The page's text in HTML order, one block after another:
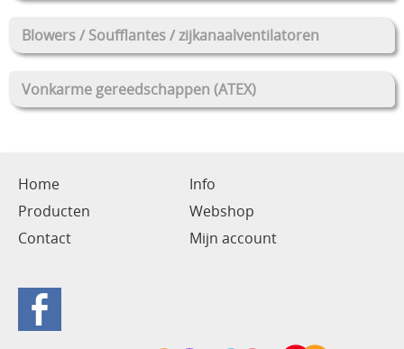
Blowers / Soufflantes / zijkanaalventilatoren
Vonkarme gereedschappen (ATEX)
Home
Info
Producten
Webshop
Contact
Mijn account